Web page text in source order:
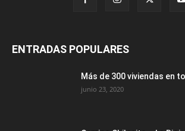
ENTRADAS POPULARES
Más de 300 viviendas en
junio 23, 2020